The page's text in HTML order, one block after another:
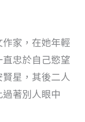
家，在她年輕
忠於自己慾望
星，其後二人
著別人眼中